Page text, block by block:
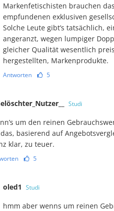
Markenfetischisten brauchen
empfundenen exklusiven
Solche Leute gibt’s tatsächlich,
angeranzt, wegen lumpiger
gleicher Qualität wesentlich
hergestellten, Markenprodukte.
Antworten 5
Studi
um den reinen
basierend auf
klar, zu teuer.
5
oled1 Studi
hmm aber wenns um reinen